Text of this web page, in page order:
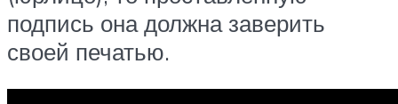
подпись она должна заверить
своей печатью.